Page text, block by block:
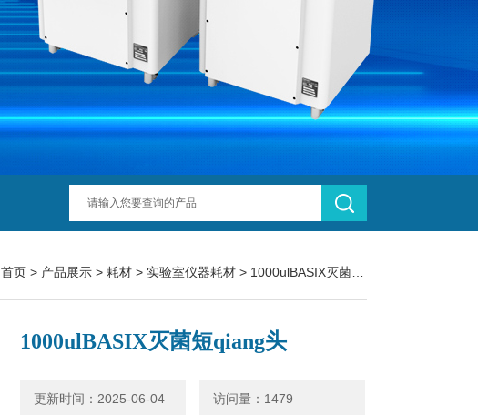
首页 > 产品展示 > 耗材 > 实验室仪器耗材 > 1000ulBASIX灭菌短qiang头
1000ulBASIX灭菌短qiang头
更新时间：2025-06-04 访问量：1479